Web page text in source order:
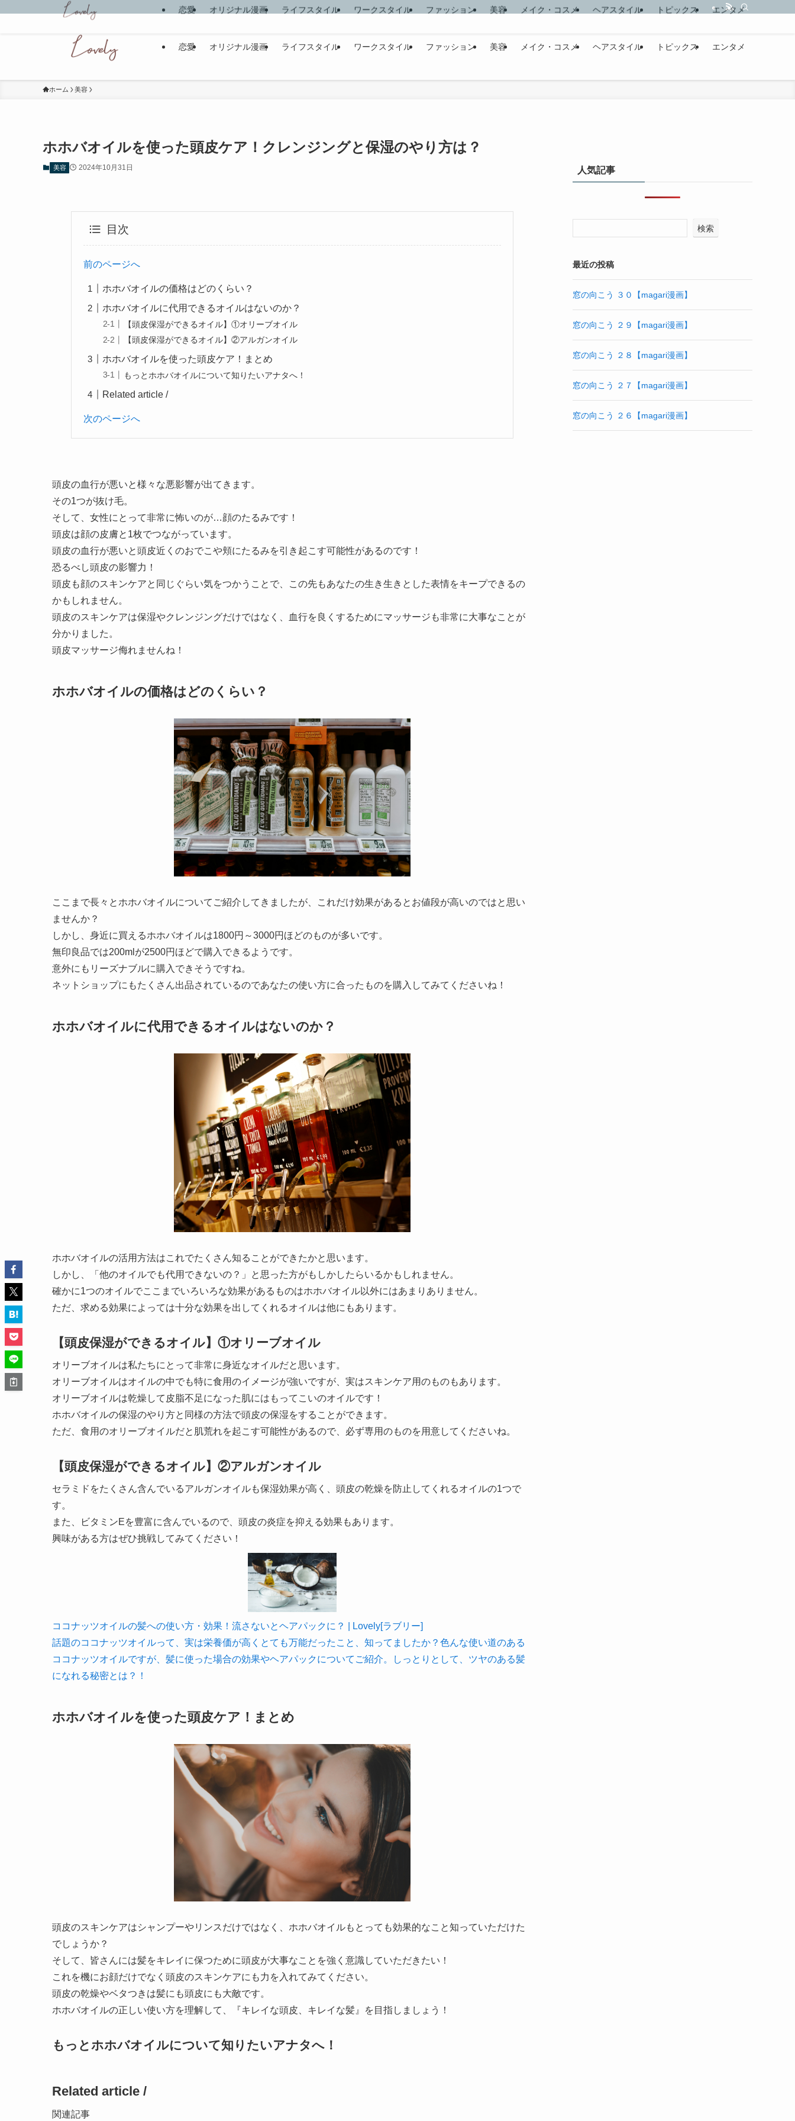
恋愛 オリジナル漫画 ライフスタイル ワークスタイル ファッション 美容 メイク・コスメ ヘアスタイル トピックス エンタメ
ホーム 美容
ホホバオイルを使った頭皮ケア！クレンジングと保湿のやり方は？
美容 2024年10月31日
目次
前のページへ
ホホバオイルの価格はどのくらい？
ホホバオイルに代用できるオイルはないのか？
【頭皮保湿ができるオイル】①オリーブオイル
【頭皮保湿ができるオイル】②アルガンオイル
ホホバオイルを使った頭皮ケア！まとめ
もっとホホバオイルについて知りたいアナタへ！
Related article /
次のページへ
頭皮の血行が悪いと様々な悪影響が出てきます。
その1つが抜け毛。
そして、女性にとって非常に怖いのが…顔のたるみです！
頭皮は顔の皮膚と1枚でつながっています。
頭皮の血行が悪いと頭皮近くのおでこや頬にたるみを引き起こす可能性があるのです！
恐るべし頭皮の影響力！
頭皮も顔のスキンケアと同じぐらい気をつかうことで、この先もあなたの生き生きとした表情をキープできるの
かもしれません。
頭皮のスキンケアは保湿やクレンジングだけではなく、血行を良くするためにマッサージも非常に大事なことが
分かりました。
頭皮マッサージ侮れませんね！
ホホバオイルの価格はどのくらい？
ここまで長々とホホバオイルについてご紹介してきましたが、これだけ効果があるとお値段が高いのではと思い
ませんか？
しかし、身近に買えるホホバオイルは1800円～3000円ほどのものが多いです。
無印良品では200mlが2500円ほどで購入できるようです。
意外にもリーズナブルに購入できそうですね。
ネットショップにもたくさん出品されているのであなたの使い方に合ったものを購入してみてくださいね！
ホホバオイルに代用できるオイルはないのか？
ホホバオイルの活用方法はこれでたくさん知ることができたかと思います。
しかし、「他のオイルでも代用できないの？」と思った方がもしかしたらいるかもしれません。
確かに1つのオイルでここまでいろいろな効果があるものはホホバオイル以外にはあまりありません。
ただ、求める効果によっては十分な効果を出してくれるオイルは他にもあります。
【頭皮保湿ができるオイル】①オリーブオイル
オリーブオイルは私たちにとって非常に身近なオイルだと思います。
オリーブオイルはオイルの中でも特に食用のイメージが強いですが、実はスキンケア用のものもあります。
オリーブオイルは乾燥して皮脂不足になった肌にはもってこいのオイルです！
ホホバオイルの保湿のやり方と同様の方法で頭皮の保湿をすることができます。
ただ、食用のオリーブオイルだと肌荒れを起こす可能性があるので、必ず専用のものを用意してくださいね。
【頭皮保湿ができるオイル】②アルガンオイル
セラミドをたくさん含んでいるアルガンオイルも保湿効果が高く、頭皮の乾燥を防止してくれるオイルの1つで
す。
また、ビタミンEを豊富に含んでいるので、頭皮の炎症を抑える効果もあります。
興味がある方はぜひ挑戦してみてください！
ココナッツオイルの髪への使い方・効果！流さないとヘアパックに？ | Lovely[ラブリー]
話題のココナッツオイルって、実は栄養価が高くとても万能だったこと、知ってましたか？色んな使い道のある
ココナッツオイルですが、髪に使った場合の効果やヘアパックについてご紹介。しっとりとして、ツヤのある髪
になれる秘密とは？！
ホホバオイルを使った頭皮ケア！まとめ
頭皮のスキンケアはシャンプーやリンスだけではなく、ホホバオイルもとっても効果的なこと知っていただけた
でしょうか？
そして、皆さんには髪をキレイに保つために頭皮が大事なことを強く意識していただきたい！
これを機にお顔だけでなく頭皮のスキンケアにも力を入れてみてください。
頭皮の乾燥やベタつきは髪にも頭皮にも大敵です。
ホホバオイルの正しい使い方を理解して、『キレイな頭皮、キレイな髪』を目指しましょう！
もっとホホバオイルについて知りたいアナタへ！
Related article /
関連記事
人気記事
検索
最近の投稿
窓の向こう ３０【magari漫画】
窓の向こう ２９【magari漫画】
窓の向こう ２８【magari漫画】
窓の向こう ２７【magari漫画】
窓の向こう ２６【magari漫画】